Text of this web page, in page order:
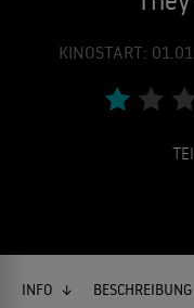
KINOSTART:
INFO BESCHREIBUNG